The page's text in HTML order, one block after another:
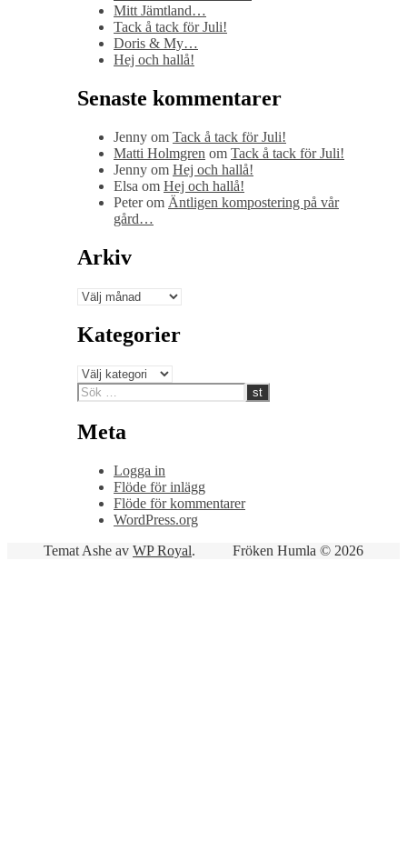
Mitt Jämtland…
Tack å tack för Juli!
Doris & My…
Hej och hallå!
Senaste kommentarer
Jenny om Tack å tack för Juli!
Matti Holmgren om Tack å tack för Juli!
Jenny om Hej och hallå!
Elsa om Hej och hallå!
Peterom Äntligen kompostering på vår
gård…
Arkiv
Arkiv
Kategorier
Kategorier
Meta
Logga in
Flöde för inlägg
Flöde för kommentarer
WordPress.org
Fröken Humla © 2026
Temat Ashe av WP Royal.